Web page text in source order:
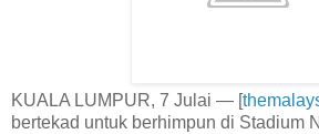
KUALA LUMPUR, 7 Julai — [
bertekad untuk berhimpun di Stadium